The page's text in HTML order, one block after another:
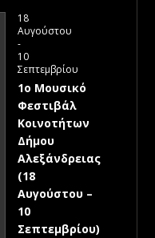
18
Αυγούστου
-
10
Σεπτεμβρίου
1ο Μουσικό
Φεστιβάλ
Κοινοτήτων
Δήμου
Αλεξάνδρειας
(18
Αυγούστου –
10
Σεπτεμβρίου)